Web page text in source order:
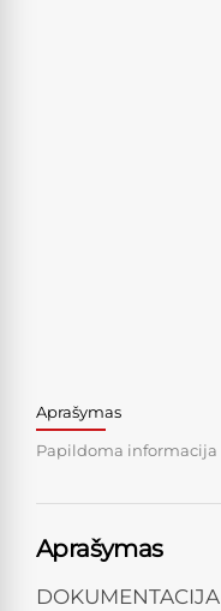
Aprašymas
Papildoma informacija
Aprašymas
DOKUMENTACIJA